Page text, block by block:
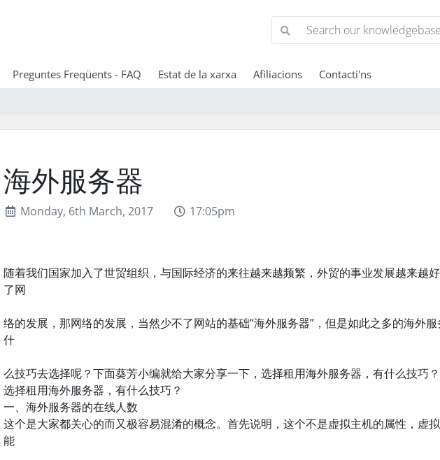
Preguntes Freqüents - FAQ Estat de la xarxa Afiliacions Contacti'ns
海外服务器
Monday, 6th March, 2017 17:05pm
随着我们国家加入了世贸组织，与国际经济的来往越来越频繁，外贸的事业发展越来越
了网
络的发展，那网络的发展，当然少不了网站的基础“海外服务器”，但是如此之多的海外
什
么技巧去选择呢？下面葵芳小编就给大家分享一下，选择租用海外服务器，有什么技巧？
选择租用海外服务器，有什么技巧？
一、海外服务器的在线人数
这个是大家都关心的而又极容易混淆的概念。首先说明，这个不是虚拟主机的属性，虚
能